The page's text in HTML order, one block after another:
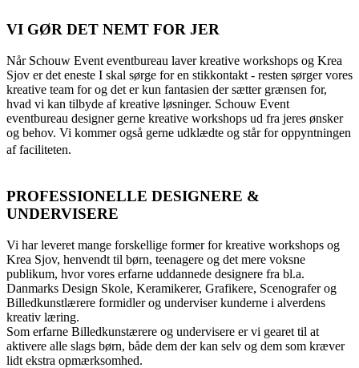
VI GØR DET NEMT FOR JER
Når Schouw Event eventbureau laver kreative workshops og Krea
Sjov er det eneste I skal sørge for en stikkontakt - resten sørger vores
kreative team for og det er kun fantasien der sætter grænsen for,
hvad vi kan tilbyde af kreative løsninger. Schouw Event
eventbureau designer gerne kreative workshops ud fra jeres ønsker
og behov. Vi kommer også gerne udklædte og står for oppyntningen
af faciliteten.
PROFESSIONELLE DESIGNERE &
UNDERVISERE
Vi har leveret mange forskellige former for kreative workshops og
Krea Sjov, henvendt til børn, teenagere og det mere voksne
publikum, hvor vores erfarne uddannede designere fra bl.a.
Danmarks Design Skole, Keramikerer, Grafikere, Scenografer og
Billedkunstlærere formidler og underviser kunderne i alverdens
kreativ læring.
Som erfarne Billedkunstærere og undervisere er vi gearet til at
aktivere alle slags børn, både dem der kan selv og dem som kræver
lidt ekstra opmærksomhed.